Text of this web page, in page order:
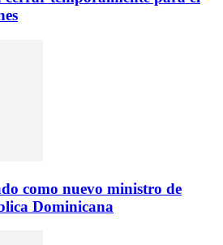
como nuevo ministro de
Dominicana